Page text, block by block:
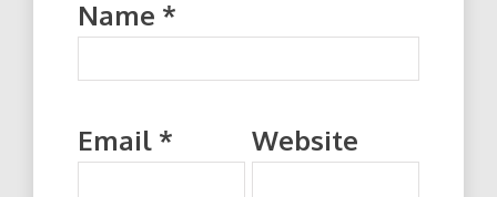
Name *
Email * Website